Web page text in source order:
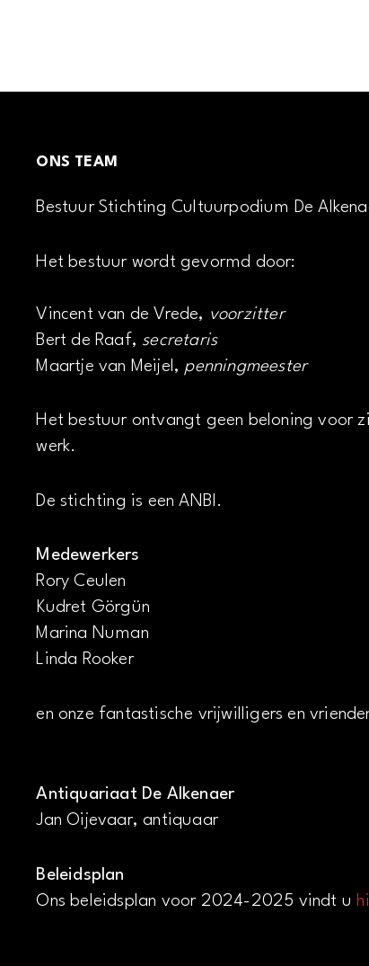
ONS TEAM
Bestuur Stichting Cultuurpodium De
Het bestuur wordt gevormd door:
Vincent van de Vrede, voorzitter
Bert de Raaf, secretaris
Maartje van Meijel, penningmeester
Het bestuur ontvangt geen beloning voor
werk.
De stichting is een ANBI.
Medewerkers
Rory Ceulen
Kudret Görgün
Marina Numan
Linda Rooker
en onze fantastische vrijwilligers en
Antiquariaat De Alkenaer
Jan Oijevaar, antiquaar
Beleidsplan
Ons beleidsplan voor 2024-2025 vindt u